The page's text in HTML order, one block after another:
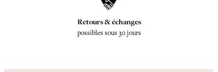
Retours & échanges
possibles sous 30 jours